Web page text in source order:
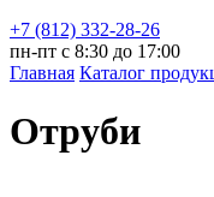
+7 (812) 332-28-26
пн-пт с 8:30 до 17:00
Главная Каталог
Отруби